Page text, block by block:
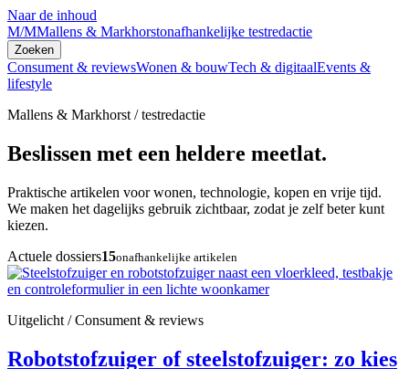
Naar de inhoud
M/MMallens & Markhorstonafhankelijke testredactie
Zoeken
Consument & reviewsWonen & bouwTech & digitaalEvents &
lifestyle
Mallens & Markhorst / testredactie
Beslissen met een heldere meetlat.
Praktische artikelen voor wonen, technologie, kopen en vrije tijd.
We maken het dagelijks gebruik zichtbaar, zodat je zelf beter kunt
kiezen.
Actuele dossiers15onafhankelijke artikelen
Uitgelicht / Consument & reviews
Robotstofzuiger of steelstofzuiger: zo kies